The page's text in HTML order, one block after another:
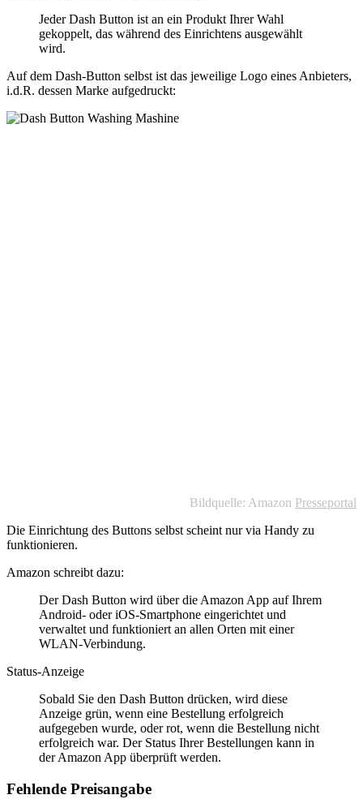
Jeder Dash Button ist an ein Produkt Ihrer Wahl
gekoppelt, das während des Einrichtens ausgewählt
wird.
Auf dem Dash-Button selbst ist das jeweilige Logo eines Anbieters,
i.d.R. dessen Marke aufgedruckt:
Bildquelle: Amazon Presseportal
Die Einrichtung des Buttons selbst scheint nur via Handy zu
funktionieren.
Amazon schreibt dazu:
Der Dash Button wird über die Amazon App auf Ihrem
Android- oder iOS-Smartphone eingerichtet und
verwaltet und funktioniert an allen Orten mit einer
WLAN-Verbindung.
Status-Anzeige
Sobald Sie den Dash Button drücken, wird diese
Anzeige grün, wenn eine Bestellung erfolgreich
aufgegeben wurde, oder rot, wenn die Bestellung nicht
erfolgreich war. Der Status Ihrer Bestellungen kann in
der Amazon App überprüft werden.
Fehlende Preisangabe